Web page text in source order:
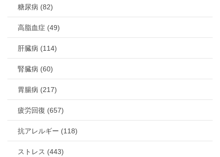
糖尿病 (82)
高脂血症 (49)
肝臓病 (114)
腎臓病 (60)
胃腸病 (217)
疲労回復 (657)
抗アレルギー (118)
ストレス (443)